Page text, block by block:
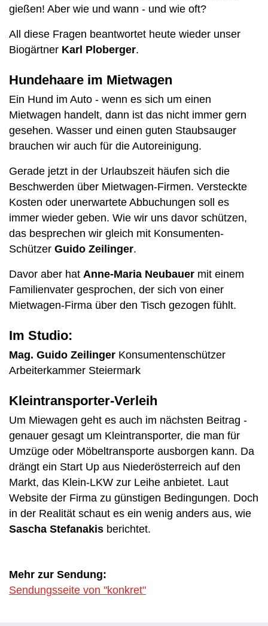
gießen! Aber wie und wann - und wie oft?
All diese Fragen beantwortet heute wieder unser
Biogärtner Karl Ploberger.
Hundehaare im Mietwagen
Ein Hund im Auto - wenn es sich um einen
Mietwagen handelt, dann ist das nicht immer gern
gesehen. Wasser und einen guten Staubsauger
brauchen wir auch für die Autoreinigung.
Gerade jetzt in der Urlaubszeit häufen sich die
Beschwerden über Mietwagen-Firmen. Versteckte
Kosten oder unerwartete Abbuchungen soll es
immer wieder geben. Wie wir uns davor schützen,
das besprechen wir gleich mit Konsumenten-
Schützer Guido Zeilinger.
Davor aber hat Anne-Maria Neubauer mit einem
Familienvater gesprochen, der sich von einer
Mietwagen-Firma über den Tisch gezogen fühlt.
Im Studio:
Mag. Guido Zeilinger Konsumentenschützer
Arbeiterkammer Steiermark
Kleintransporter-Verleih
Um Miewagen geht es auch im nächsten Beitrag -
genauer gesagt um Kleintransporter, die man für
Umzüge oder Möbeltransporte ausborgen kann. Da
drängt ein Start Up aus Niederösterreich auf den
Markt, das Klein-LKW zur Leihe anbietet. Laut
Website der Firma zu günstigen Bedingungen. Doch
in der Realität schaut es ein wenig anders aus, wie
Sascha Stefanakis berichtet.
Mehr zur Sendung:
Sendungsseite von "konkret"